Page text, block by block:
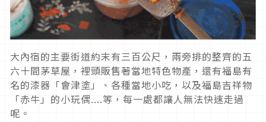
大內宿的主要街道約末有三百公尺，兩旁排的整齊的五
六十間茅草屋，裡頭販售著當地特色物產，還有福島有
名的漆器「會津塗」、各種當地小吃，以及福島吉祥物
「赤牛」的小玩偶....等，每一處都讓人無法快速走過
呢。